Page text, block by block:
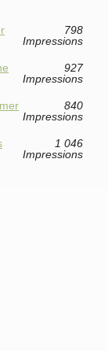
798
Impressions
927
Impressions
840
Impressions
1 046
Impressions